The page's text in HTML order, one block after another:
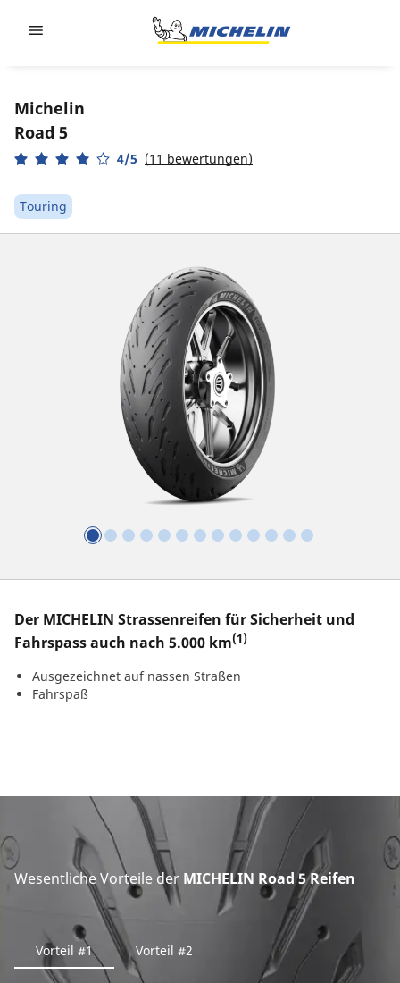
Michelin
Road 5
4/5 (11 bewertungen)
Touring
Der MICHELIN Strassenreifen für Sicherheit und
Fahrspass auch nach 5.000 km(1)
Ausgezeichnet auf nassen Straßen
Fahrspaß
Wesentliche Vorteile der MICHELIN Road 5 Reifen
Vorteil #1 Vorteil #2